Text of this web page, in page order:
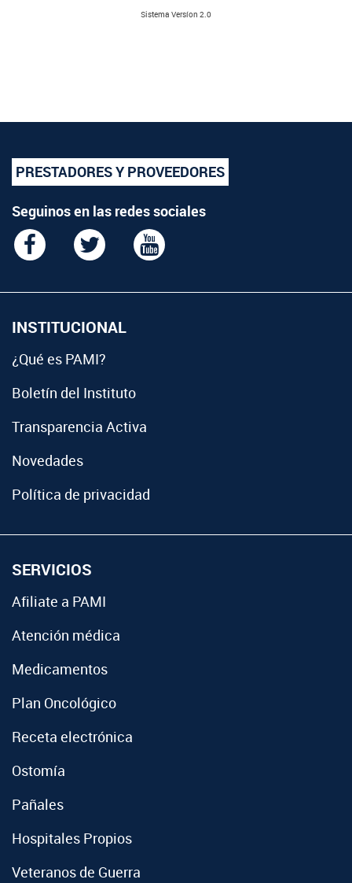
Sistema Versíon 2.0
PRESTADORES Y PROVEEDORES
Seguinos en las redes sociales
INSTITUCIONAL
¿Qué es PAMI?
Boletín del Instituto
Transparencia Activa
Novedades
Política de privacidad
SERVICIOS
Afiliate a PAMI
Atención médica
Medicamentos
Plan Oncológico
Receta electrónica
Ostomía
Pañales
Hospitales Propios
Veteranos de Guerra